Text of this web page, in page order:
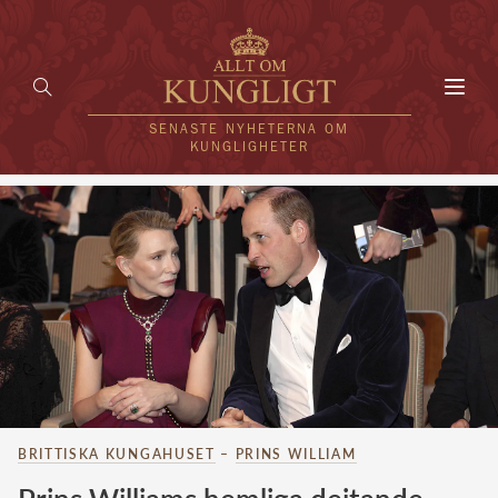
SENASTE NYHETERNA OM
KUNGLIGHETER
HEM
KUNGAFAMILJEN
UTLÄNDSKT
KÄNDISAR
VÄRLDENS KUNGAHUS
Svenska kungahuset
Brittiska kungahuset
BRITTISKA KUNGAHUSET – PRINS WILLIAM